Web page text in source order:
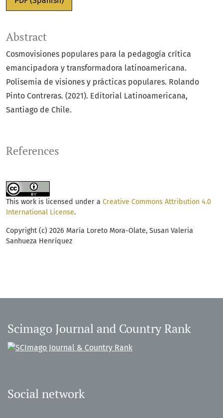
Abstract
Cosmovisiones populares para la pedagogía crítica
emancipadora y transformadora latinoamericana.
Polisemia de visiones y prácticas populares. Rolando
Pinto Contreras. (2021). Editorial Latinoamericana,
Santiago de Chile.
References
This work is licensed under a Creative Commons Attribution 4.0
International License.
Copyright (c) 2026 María Loreto Mora-Olate, Susan Valeria
Sanhueza Henríquez
Scimago Journal and Country Rank
Social network